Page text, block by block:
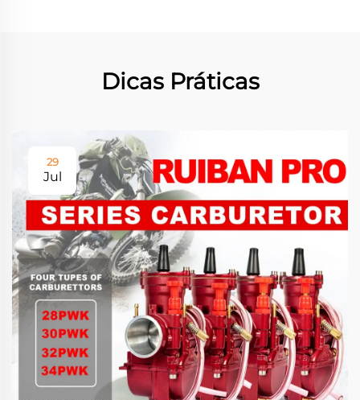
Dicas Práticas
29
Jul